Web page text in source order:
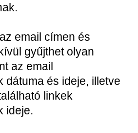
email címen és
gyűjthet olyan
az email
dátuma és ideje, illetve
linkek
ideje.